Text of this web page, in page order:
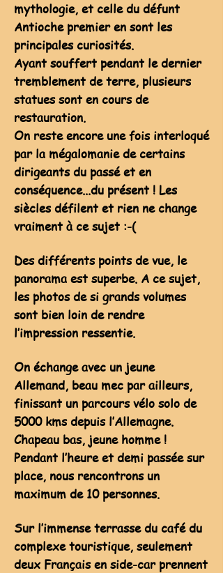
mythologie, et celle du défunt
Antioche premier en sont les
principales curiosités.
Ayant souffert pendant le dernier
tremblement de terre, plusieurs
statues sont en cours de
restauration.
On reste encore une fois interloqué
par la mégalomanie de certains
dirigeants du passé et en
conséquence...du présent ! Les
siècles défilent et rien ne change
vraiment à ce sujet :-(
Des différents points de vue, le
panorama est superbe. A ce sujet,
les photos de si grands volumes
sont bien loin de rendre
l’impression ressentie.
On échange avec un jeune
Allemand, beau mec par ailleurs,
finissant un parcours vélo solo de
5000 kms depuis l’Allemagne.
Chapeau bas, jeune homme !
Pendant l’heure et demi passée sur
place, nous rencontrons un
maximum de 10 personnes.
Sur l’immense terrasse du café du
complexe touristique, seulement
deux Français en side-car prennent